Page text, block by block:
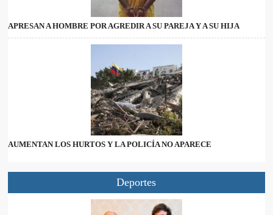
APRESAN A HOMBRE POR AGREDIR A SU PAREJA Y A SU HIJA
AUMENTAN LOS HURTOS Y LA POLICÍA NO APARECE
Deportes